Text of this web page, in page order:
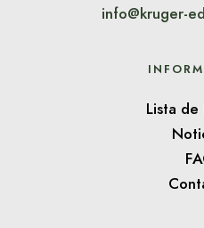
info@kruger-
Lista de